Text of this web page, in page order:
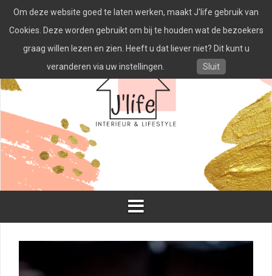
naar
inhoud
Om deze website goed te laten werken, maakt J'life gebruik van
Cookies. Deze worden gebruikt om bij te houden wat de bezoekers
graag willen lezen en zien. Heeft u dat liever niet? Dit kunt u
veranderen via uw instellingen.
Sluit